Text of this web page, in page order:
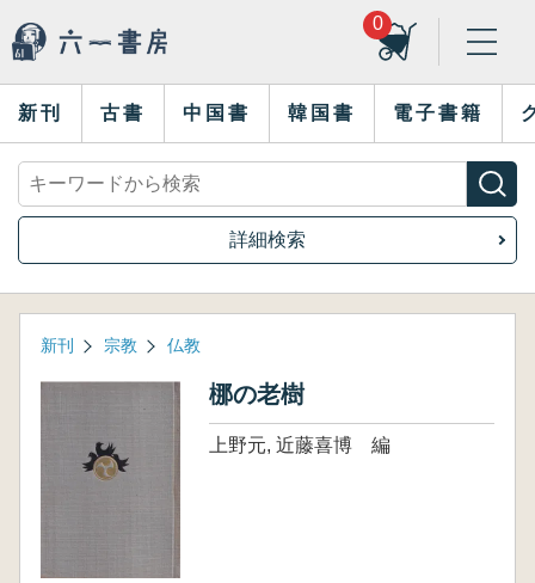
0
新刊 古書 中国書 韓国書 電子書籍
詳細検索
新刊 宗教 仏教
梛の老樹
上野元, 近藤喜博 編